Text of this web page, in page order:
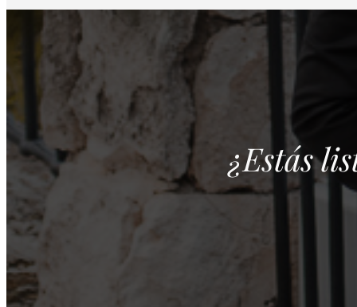
¿Estás